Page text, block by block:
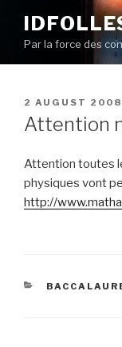
contentPar la force des
POSTED
ON
2 AUGUST 2008
Attention
Attention toutes
physiques vont
http://